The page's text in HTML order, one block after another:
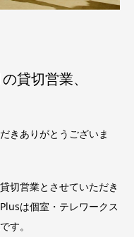
貸切営業、
きありがとうございま
切営業とさせていただき
は個室・テレワークス
す。